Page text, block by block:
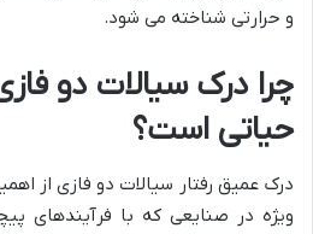
و حرارتی شناخته می شود.
چرا درک سیالات دو
حیاتی است؟
درک عمیق رفتار سیالات دو فازی از
ویژه در صنایعی که با فرآیندهای